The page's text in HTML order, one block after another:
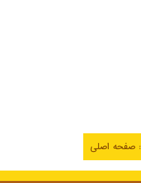
صفحه اصلی